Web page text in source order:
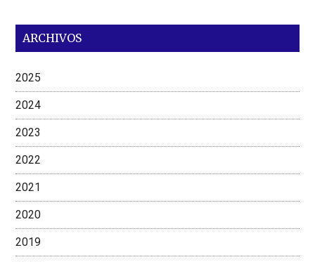
ARCHIVOS
2025
2024
2023
2022
2021
2020
2019